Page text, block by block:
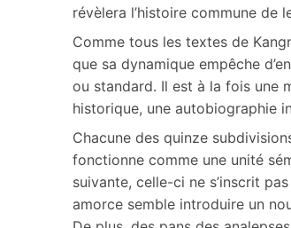
révèlera l’histoire commune de
Comme tous les textes de
que sa dynamique empêche
ou standard. Il est à la fois une
historique, une autobiographie
Chacune des quinze
fonctionne comme une unité
suivante, celle-ci ne s’inscrit
amorce semble introduire un